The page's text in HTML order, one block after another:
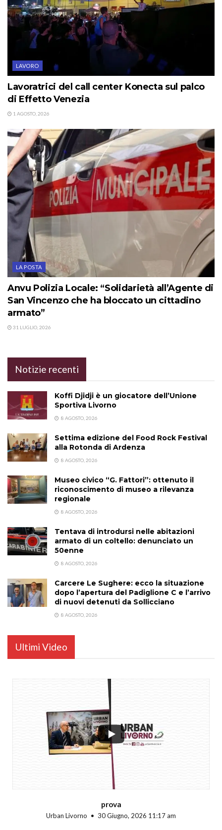
LAVORO
Lavoratrici del call center Konecta sul palco
di Effetto Venezia
1 AGOSTO, 2026
LA POSTA
Anvu Polizia Locale: “Solidarietà all’Agente di
San Vincenzo che ha bloccato un cittadino
armato”
31 LUGLIO, 2026
Notizie recenti
Koffi Djidji è un giocatore dell’Unione
Sportiva Livorno
8 AGOSTO, 2026
Settima edizione del Food Rock Festival
alla Rotonda di Ardenza
8 AGOSTO, 2026
Museo civico “G. Fattori”: ottenuto il
riconoscimento di museo a rilevanza
regionale
8 AGOSTO, 2026
Tentava di introdursi nelle abitazioni
armato di un coltello: denunciato un
50enne
8 AGOSTO, 2026
Carcere Le Sughere: ecco la situazione
dopo l’apertura del Padiglione C e l’arrivo
di nuovi detenuti da Sollicciano
8 AGOSTO, 2026
Ultimi Video
prova
Urban Livorno 30 Giugno, 2026 11:17 am